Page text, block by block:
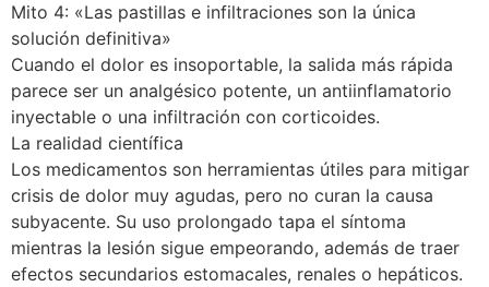
Mito 4: «Las pastillas e infiltraciones son la única
solución definitiva»
Cuando el dolor es insoportable, la salida más rápida
parece ser un analgésico potente, un antiinflamatorio
inyectable o una infiltración con corticoides.
La realidad científica
Los medicamentos son herramientas útiles para mitigar
crisis de dolor muy agudas, pero no curan la causa
subyacente. Su uso prolongado tapa el síntoma
mientras la lesión sigue empeorando, además de traer
efectos secundarios estomacales, renales o hepáticos.